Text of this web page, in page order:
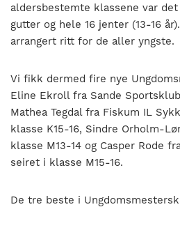
aldersbestemte klassene var
gutter og hele 16 jenter (13-16
arrangert ritt for de aller yngste.
Vi fikk dermed fire nye
Eline Ekroll fra Sande
Mathea Tegdal fra Fiskum IL
klasse K15-16, Sindre Orholm-
klasse M13-14 og Casper Rode
seiret i klasse M15-16.
De tre beste i